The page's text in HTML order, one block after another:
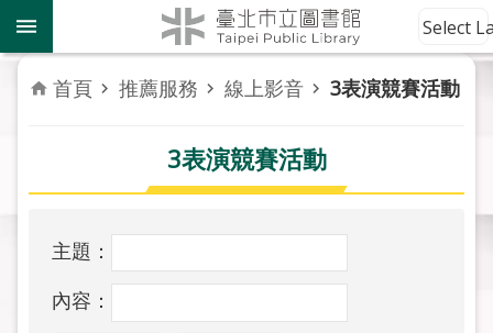
跳到主要內容區塊
到
館
資
訊
者
活
Select
首頁 推薦服務 線上影音 3表演競賽活動
3表演競賽活動
主題：
內容：